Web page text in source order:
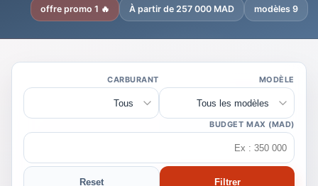
9 modèles
À partir de 257 000 MAD
🔥 1 offre promo
MODÈLE
CARBURANT
BUDGET MAX (MAD)
Filtrer
Reset